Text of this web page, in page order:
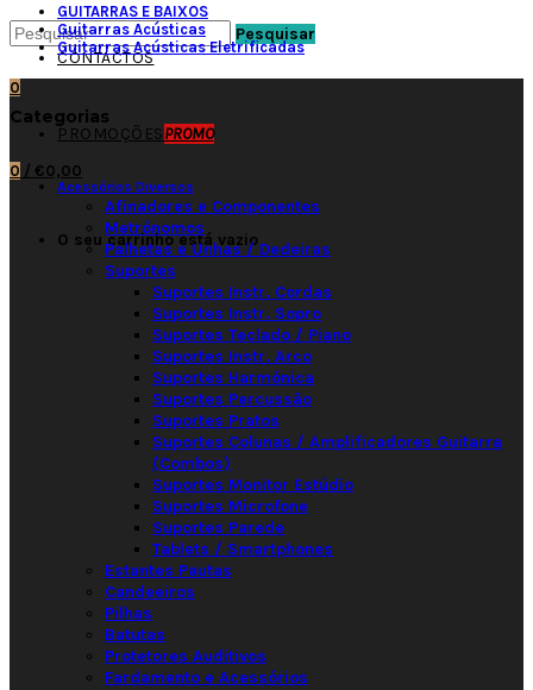
CONTACTOS
PROMOÇÕESPROMO
Pesquisar
0
0 / €0,00
O seu carrinho está vazio
GUITARRAS E BAIXOS
Guitarras Acústicas
Guitarras Acústicas Eletrificadas
Categorias
Acessórios Diversos
Afinadores e Componentes
Metrónomos
Palhetas e Unhas / Dedeiras
Suportes
Suportes Instr. Cordas
Suportes Instr. Sopro
Suportes Teclado / Piano
Suportes Instr. Arco
Suportes Harmónica
Suportes Percussão
Suportes Pratos
Suportes Colunas / Amplificadores Guitarra
(Combos)
Suportes Monitor Estúdio
Suportes Microfone
Suportes Parede
Tablets / Smartphones
Estantes Pautas
Candeeiros
Pilhas
Batutas
Protetores Auditivos
Fardamento e Acessórios